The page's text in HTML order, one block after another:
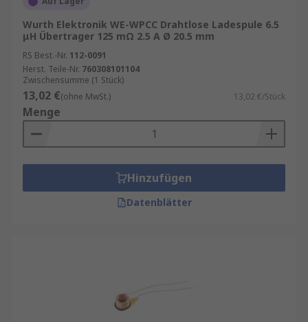
bei Geräten mit einer kompatiblen Batterie
verwendet werden kann.
Wo werden drahtlose Ladespulen
eingesetzt?
Drahtlose Ladespulen werden zum Aufladen von
tragbaren Geräten eingesetzt, z. B.:
Smartphones
Wearables wie Smartwatches
Wurth Elektronik WE-WPCC Drahtlose Ladespule 6.5
μH Übertrager 125 mΩ 2.5 A Ø 20.5 mm
RS Best.-Nr. 112-0091
Herst. Teile-Nr. 760308101104
Zwischensumme (1 Stück)
13,02 €(ohne MwSt.) 13,02 €/Stück
Menge
Hinzufügen
Datenblätter